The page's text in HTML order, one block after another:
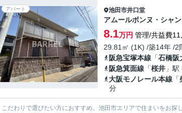
アパート 池田市井口堂
アムールボンヌ・シャ
8.1万円 管理/共益費
29.81㎡ (1K) /築14年 /2
阪急宝塚本線 「石橋阪
阪急箕面線 「桜井 」
大阪モノレール本線 「
分
こだわりで選びたい方におすすめ。池田市エリアで住まいをお